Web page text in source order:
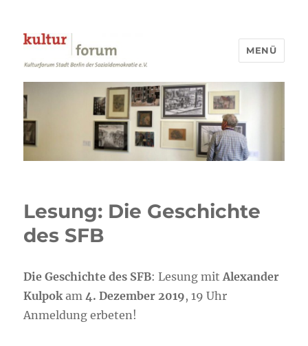
Kulturforum Stadt Berlin
MENÜ
Lesung: Die Geschichte
des SFB
Die Geschichte des SFB: Lesung mitAlexander
Kulpokam4. Dezember 2019, 19 Uhr
Anmeldung erbeten!